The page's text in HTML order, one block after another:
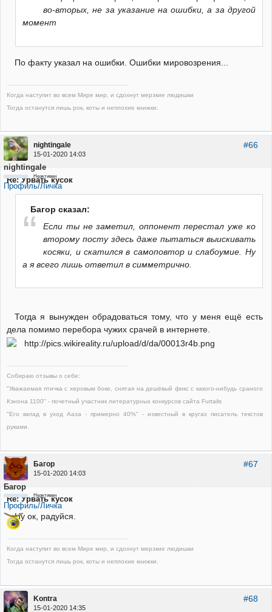
во-вторых, не за указание на ошибки, а за другой
момент
По факту указал на ошибки. Ошибки мировозрения...
Когда наступит во всем Мире мир, и сдохнут мерзкие людишки
Тогда останутся лишь рок, коты и неплохие книжки.
#66
nightingale
15-01-2020 14:03
nightingale
Неактивен
Профиль/Личка
Re: Урвать кусок
Багор сказал:
Если ты не заметил, оппонент перестал уже ко
второму посту здесь даже пытаться выискивать
косяки, и скатился в самоповтор и слабоумие. Ну
а я всего лишь ответил в симметрично.
Тогда я вынужден обрадоваться тому, что у меня ещё есть
дела помимо перебора чужих срачей в интернете.
Собираю отзывы о себе:
"Уважаемая птичка с херовым боке, снятая на дешёвый фикс с какого-нибудь сраного
Кэнона 1100" - почетный участник литературных конкурсов сайта Furtails
"Его вклад в уход Ааза - примерно 40%" - известный в кругах писатель текстов
руками.
#67
Багор
15-01-2020 14:03
Багор
Неактивен
Профиль/Личка
Re: Урвать кусок
Ну ок, радуйся.
Когда наступит во всем Мире мир, и сдохнут мерзкие людишки
Тогда останутся лишь рок, коты и неплохие книжки.
#68
Kontra
15-01-2020 14:35